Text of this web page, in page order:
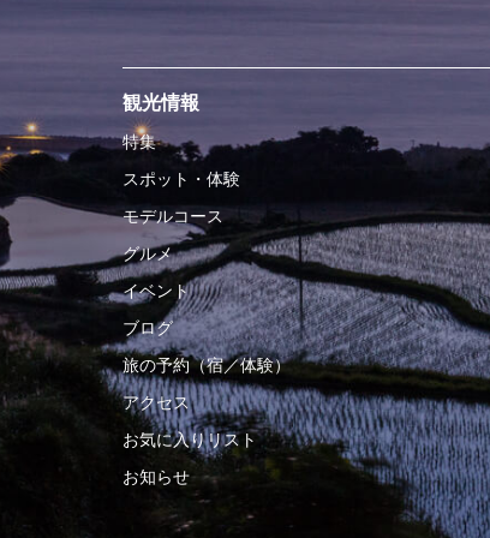
観光情報
特集
スポット・体験
モデルコース
グルメ
イベント
ブログ
旅の予約（宿／体験）
アクセス
お気に入りリスト
お知らせ